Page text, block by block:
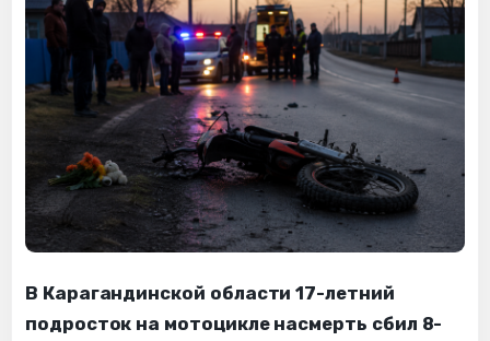
В Карагандинской области 17-летний
подросток на мотоцикле насмерть сбил 8-